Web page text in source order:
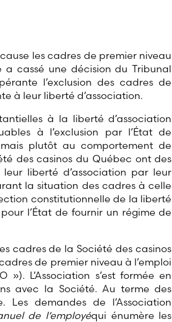
les cadres de premier niveau
cassé une décision du Tribunal
l’exclusion des cadres de
à leur liberté d’association.
à la liberté d’association
à l’exclusion par l’État de
plutôt au comportement de
des casinos du Québec ont des
liberté d’association par leur
la situation des cadres à celle
constitutionnelle de la liberté
l’État de fournir un régime de
cadres de la Société des casinos
de premier niveau à l’emploi
L’Association s’est formée en
avec la Société. Au terme des
demandes de l’Association
de l’employéqui énumère les